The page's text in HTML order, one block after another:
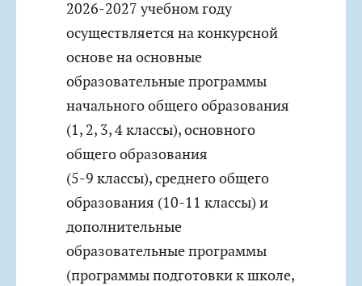
2026-2027 учебном году
осуществляется на конкурсной
основе на основные
образовательные программы
начального общего образования
(1, 2, 3, 4 классы), основного
общего образования
(5-9 классы), среднего общего
образования (10-11 классы) и
дополнительные
образовательные программы
(программы подготовки к школе,